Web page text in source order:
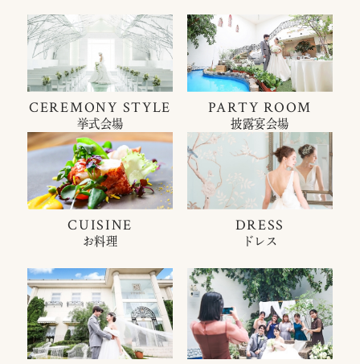
CEREMONY STYLE
挙式会場
PARTY ROOM
披露宴会場
CUISINE
お料理
DRESS
ドレス